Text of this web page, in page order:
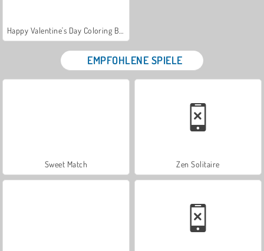
EMPFOHLENE SPIELE
Sweet Match Zen Solitaire